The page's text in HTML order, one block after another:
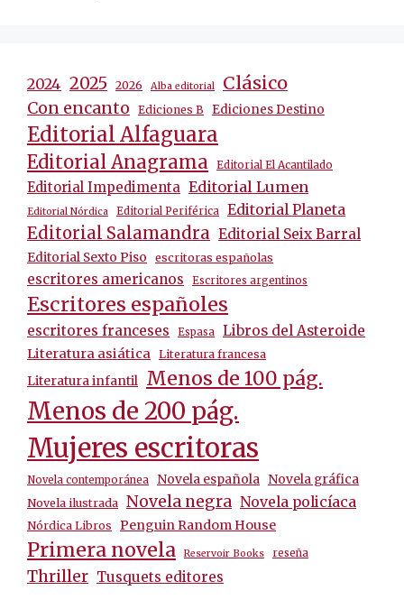
2024 2025 2026 Alba editorial Clásico
Con encanto Ediciones B Ediciones Destino
Editorial Alfaguara
Editorial Anagrama Editorial El Acantilado
Editorial Impedimenta Editorial Lumen
Editorial Nórdica Editorial Periférica Editorial Planeta
Editorial Salamandra Editorial Seix Barral
Editorial Sexto Piso escritoras españolas
escritores americanos Escritores argentinos
Escritores españoles
escritores franceses Espasa Libros del Asteroide
Literatura asiática Literatura francesa
Literatura infantil Menos de 100 pág.
Menos de 200 pág.
Mujeres escritoras
Novela contemporánea Novela española Novela gráfica
Novela ilustrada Novela negra Novela policíaca
Nórdica Libros Penguin Random House
Primera novela Reservoir Books reseña
Thriller Tusquets editores